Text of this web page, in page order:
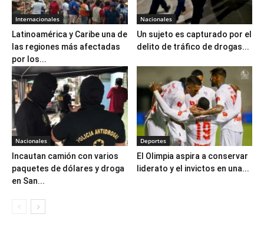
Internacionales
Latinoamérica y Caribe una de
las regiones más afectadas
por los...
Nacionales
Un sujeto es capturado por el
delito de tráfico de drogas...
Nacionales
Incautan camión con varios
paquetes de dólares y droga
en San...
Deportes
El Olimpia aspira a conservar
liderato y el invictos en una...